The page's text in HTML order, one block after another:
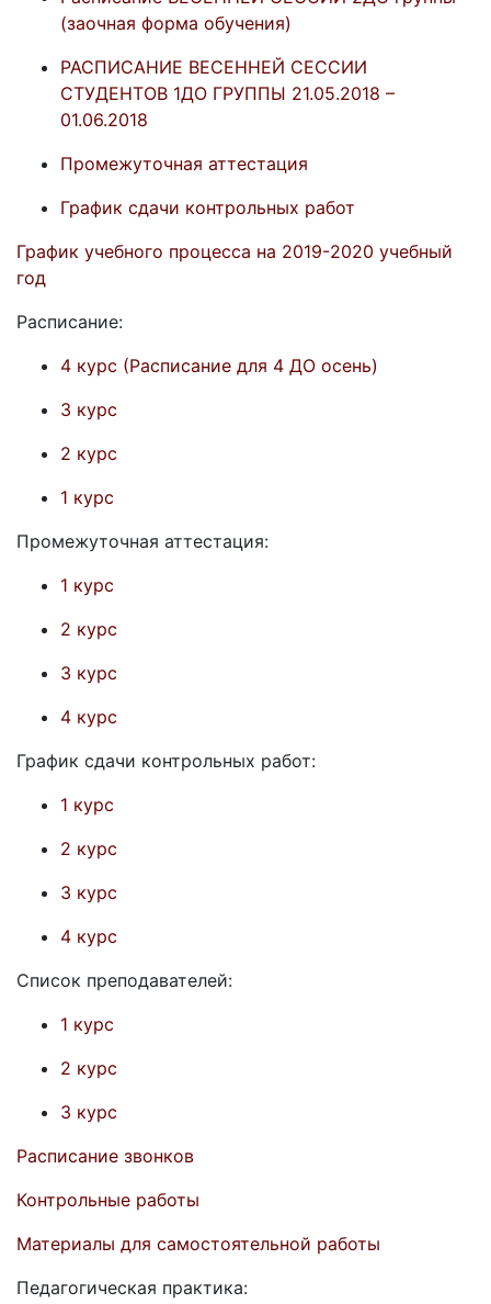
(заочная форма обучения)
РАСПИСАНИЕ ВЕСЕННЕЙ СЕССИИ
СТУДЕНТОВ 1ДО ГРУППЫ 21.05.2018 –
01.06.2018
Промежуточная аттестация
График сдачи контрольных работ
График учебного процесса на 2019-2020 учебный
год
Расписание:
4 курс (Расписание для 4 ДО осень)
3 курс
2 курс
1 курс
Промежуточная аттестация:
1 курс
2 курс
3 курс
4 курс
График сдачи контрольных работ:
1 курс
2 курс
3 курс
4 курс
Список преподавателей:
1 курс
2 курс
3 курс
Расписание звонков
Контрольные работы
Материалы для самостоятельной работы
Педагогическая практика: